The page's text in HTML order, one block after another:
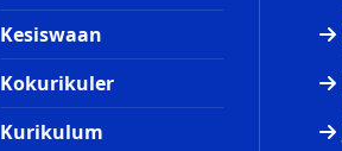
Kesiswaan
Kokurikuler
Kurikulum